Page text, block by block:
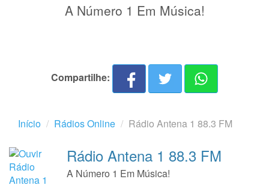
A Número 1 Em Música!
Compartilhe:
Início Rádios Online Rádio Antena 1 88.3 FM
Rádio Antena 1 88.3 FM
A Número 1 Em Música!